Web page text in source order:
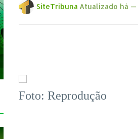
SiteTribuna Atualizado há —
Foto: Reprodução